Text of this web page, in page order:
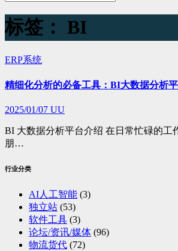
标签： BI
ERP系统
精细化分析的必备工具：BI大数据分析
2025/01/07 UU
BI 大数据分析平台介绍 在日常忙碌的工
朋…
行业分类
AI人工智能 (3)
独立站 (53)
软件工具 (3)
论坛/资讯/媒体 (96)
物流货代 (72)